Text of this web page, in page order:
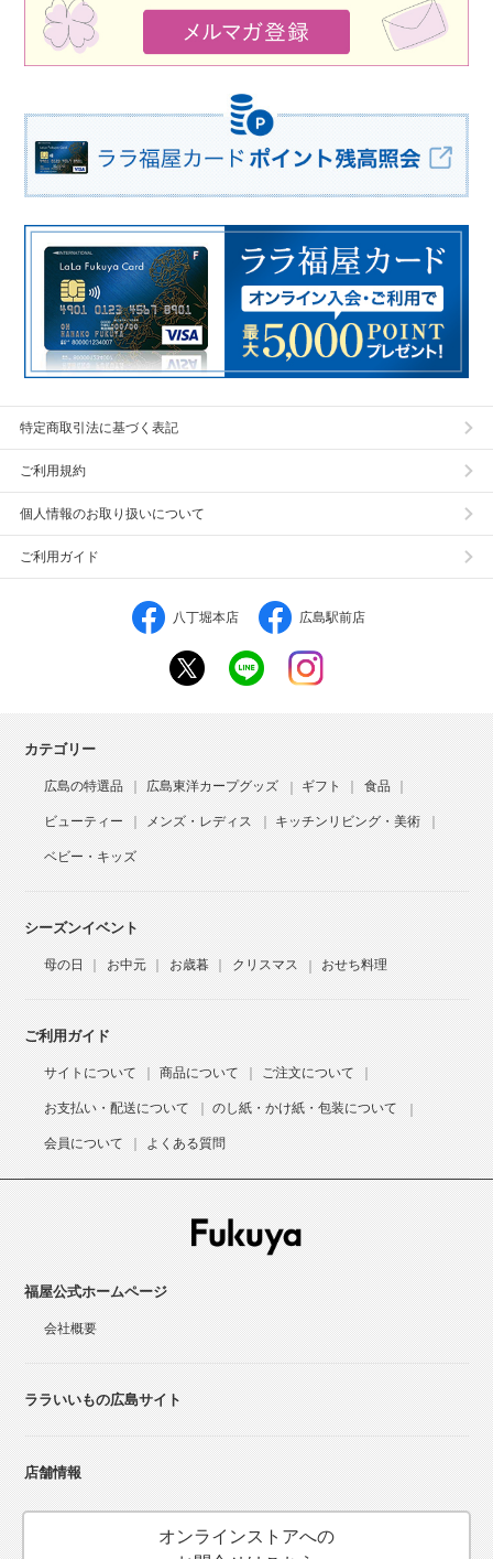
特定商取引法に基づく表記
ご利用規約
個人情報のお取り扱いについて
ご利用ガイド
八丁堀本店 広島駅前店
カテゴリー
広島の特選品 広島東洋カープグッズ ギフト 食品
ビューティー メンズ・レディス キッチンリビング・美術
ベビー・キッズ
シーズンイベント
母の日 お中元 お歳暮 クリスマス おせち料理
ご利用ガイド
サイトについて 商品について ご注文について
お支払い・配送について のし紙・かけ紙・包装について
会員について よくある質問
福屋公式ホームページ
会社概要
ララいいもの広島サイト
店舗情報
オンラインストアへの